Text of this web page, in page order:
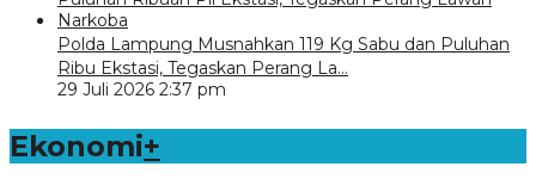
Polda Lampung Musnahkan 119 Kg Sabu dan Puluhan
Ribu Ekstasi, Tegaskan Perang La…
29 Juli 2026 2:37 pm
Ekonomi+